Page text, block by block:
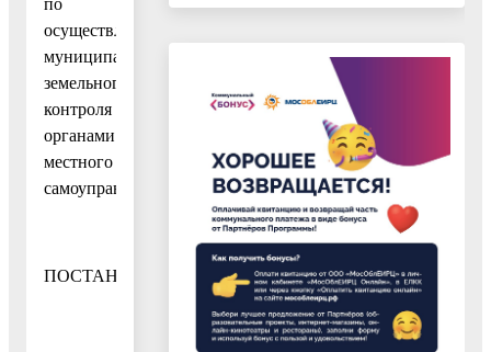
осуществлению
муниципального
земельного
контроля
органами
местного
самоуправления»
ПОСТАНОВЛЯЮ: